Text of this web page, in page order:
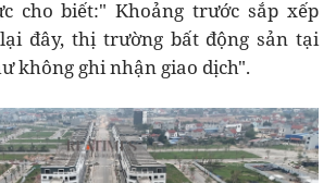
cho biết:" Khoảng trước sắp xếp
đây, thị trường bất động sản tại
không ghi nhận giao dịch".